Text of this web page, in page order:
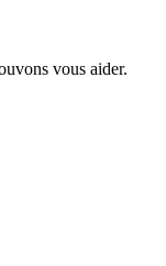
vous aider.